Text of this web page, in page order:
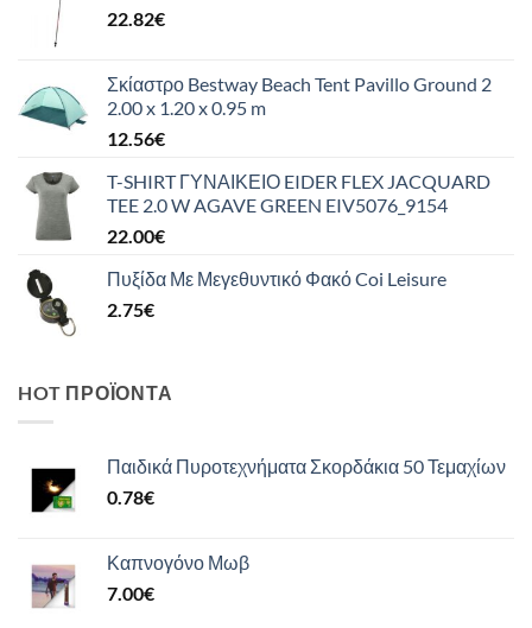
22.82€
Σκίαστρο Bestway Beach Tent Pavillo Ground 2
2.00 x 1.20 x 0.95 m
12.56€
T-SHIRT ΓΥΝΑΙΚΕΙΟ EIDER FLEX JACQUARD
TEE 2.0 W AGAVE GREEN EIV5076_9154
22.00€
Πυξίδα Με Μεγεθυντικό Φακό Coi Leisure
2.75€
HOT ΠΡΟΪΌΝΤΑ
Παιδικά Πυροτεχνήματα Σκορδάκια 50 Τεμαχίων
0.78€
Καπνογόνο Μωβ
7.00€